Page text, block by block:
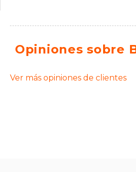
Opiniones sobre
Ver más opiniones de clientes